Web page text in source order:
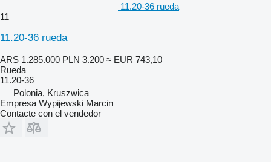
11.20-36 rueda
11
11.20-36 rueda
ARS 1.285.000 PLN 3.200 ≈ EUR 743,10
Rueda
11.20-36
Polonia, Kruszwica
Empresa Wypijewski Marcin
Contacte con el vendedor